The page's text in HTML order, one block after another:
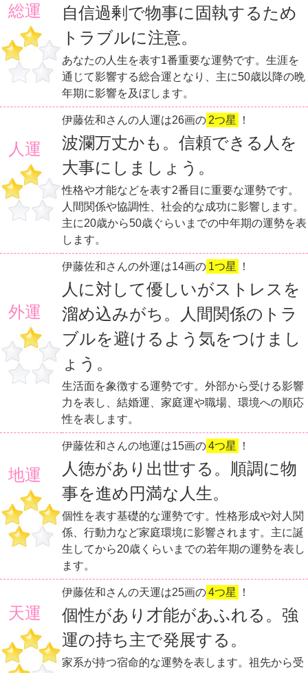
総運
自信過剰で物事に固執するため
トラブルに注意。
あなたの人生を表す1番重要な運勢です。生涯を
通じて影響する総合運となり、主に50歳以降の晩
年期に影響を及ぼします。
人運
伊藤佐和さんの人運は26画の 2つ星 ！
波瀾万丈かも。信頼できる人を
大事にしましょう。
性格や才能などを表す2番目に重要な運勢です。
人間関係や協調性、社会的な成功に影響します。
主に20歳から50歳ぐらいまでの中年期の運勢を表
します。
外運
伊藤佐和さんの外運は14画の 1つ星 ！
人に対して優しいがストレスを
溜め込みがち。人間関係のトラ
ブルを避けるよう気をつけまし
ょう。
生活面を象徴する運勢です。外部から受ける影響
力を表し、結婚運、家庭運や職場、環境への順応
性を表します。
地運
伊藤佐和さんの地運は15画の4つ星 ！
人徳があり出世する。順調に物
事を進め円満な人生。
個性を表す基礎的な運勢です。性格形成や対人関
係、行動力など家庭環境に影響されます。主に誕
生してから20歳くらいまでの若年期の運勢を表し
ます。
天運
伊藤佐和さんの天運は25画の4つ星 ！
個性があり才能があふれる。強
運の持ち主で発展する。
家系が持つ宿命的な運勢を表します。祖先から受